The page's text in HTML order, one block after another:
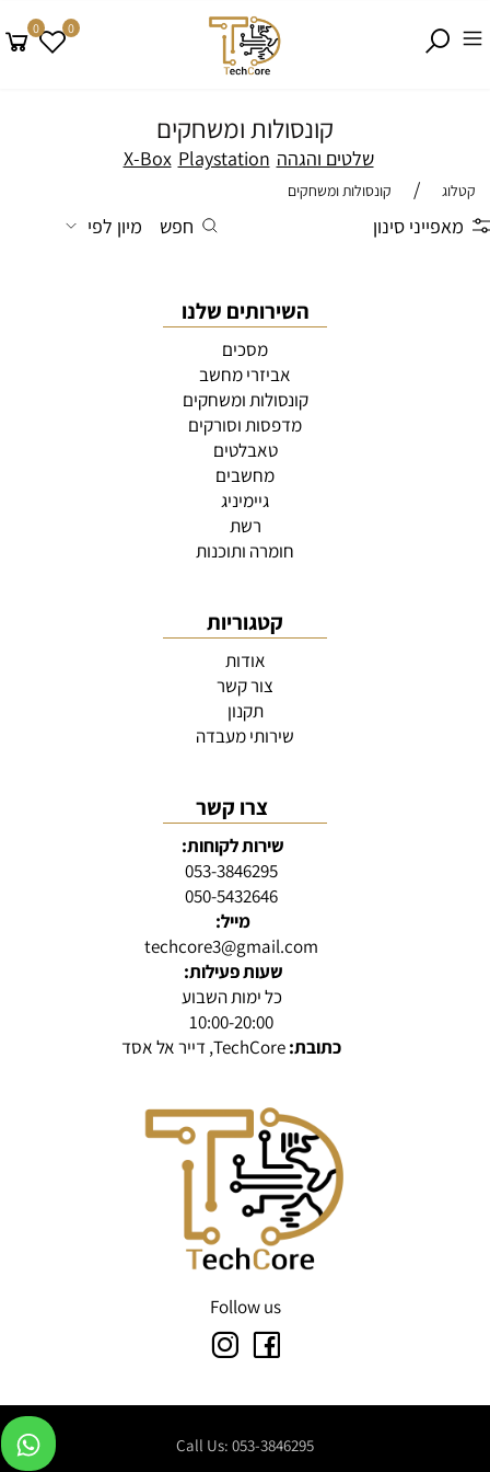
0 0
קונסולות ומשחקים
שלטים והגהה Playstation
X-Box
קטלוג / קונסולות ומשחקים
מאפייני סינון חפש מיון לפי
השירותים שלנו
מסכים
אביזרי מחשב
קונסולות ומשחקים
מדפסות וסורקים
טאבלטים
מחשבים
גיימיניג
רשת
חומרה ותוכנות
קטגוריות
אודות
צור קשר
תקנון
שירותי מעבדה
צרו קשר
שירות לקוחות:
053-3846295
050-5432646
מייל:
techcore3@gmail.com
שעות פעילות:
כל ימות השבוע
10:00-20:00
כתובת:TechCore, דייר אל אסד
Follow us
Call Us: 053-3846295